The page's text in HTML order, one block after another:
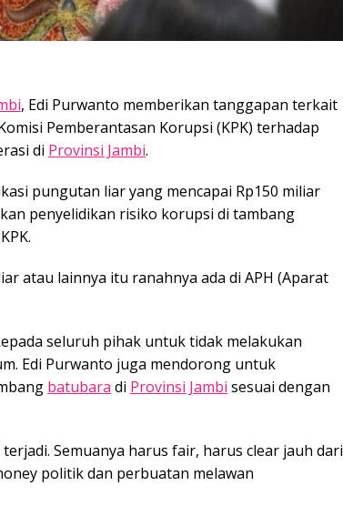
, Edi Purwanto memberikan tanggapan terkait
Pemberantasan Korupsi (KPK) terhadap
di Provinsi Jambi.
pungutan liar yang mencapai Rp150 miliar
penyelidikan risiko korupsi di tambang
atau lainnya itu ranahnya ada di APH (Aparat
seluruh pihak untuk tidak melakukan
Edi Purwanto juga mendorong untuk
batubara di Provinsi Jambi sesuai dengan
Semuanya harus fair, harus clear jauh dari
politik dan perbuatan melawan